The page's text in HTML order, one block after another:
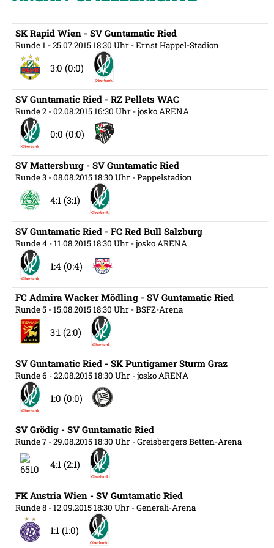
SK Rapid Wien - SV Guntamatic Ried
Runde 1 - 25.07.2015 18:30 Uhr - Ernst Happel-Stadion
3:0 (0:0)
SV Guntamatic Ried - RZ Pellets WAC
Runde 2 - 02.08.2015 16:30 Uhr - josko ARENA
0:0 (0:0)
SV Mattersburg - SV Guntamatic Ried
Runde 3 - 08.08.2015 18:30 Uhr - Pappelstadion
4:1 (3:1)
SV Guntamatic Ried - FC Red Bull Salzburg
Runde 4 - 11.08.2015 18:30 Uhr - josko ARENA
1:4 (0:4)
FC Admira Wacker Mödling - SV Guntamatic Ried
Runde 5 - 15.08.2015 18:30 Uhr - BSFZ-Arena
3:1 (2:0)
SV Guntamatic Ried - SK Puntigamer Sturm Graz
Runde 6 - 22.08.2015 18:30 Uhr - josko ARENA
1:0 (0:0)
SV Grödig - SV Guntamatic Ried
Runde 7 - 29.08.2015 18:30 Uhr - Greisbergers Betten-Arena
4:1 (2:1)
FK Austria Wien - SV Guntamatic Ried
Runde 8 - 12.09.2015 18:30 Uhr - Generali-Arena
1:1 (1:0)